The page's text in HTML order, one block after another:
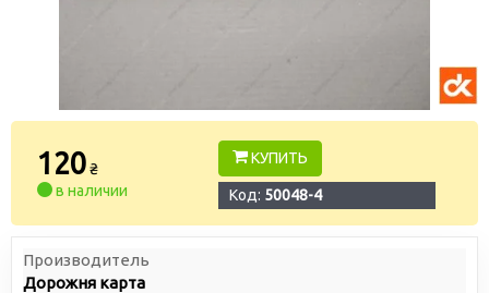
120₴
в наличии
КУПИТЬ
Код: 50048-4
Производитель
Дорожня карта